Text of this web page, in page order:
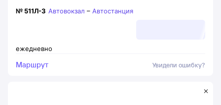
ежедневно
№ 511Л-3 Автовокзал – Автостанция
Маршрут Увидели ошибку?